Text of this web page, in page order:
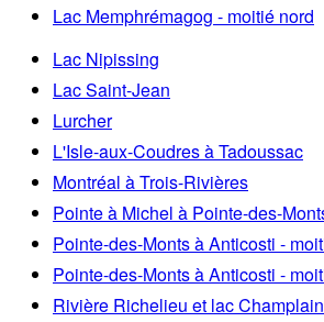
Lac Memphrémagog - moitié nord
Lac Nipissing
Lac Saint-Jean
Lurcher
L'Isle-aux-Coudres à Tadoussac
Montréal à Trois-Rivières
Pointe à Michel à Pointe-des-
Pointe-des-Monts à Anticosti -
Pointe-des-Monts à Anticosti -
Rivière Richelieu et lac